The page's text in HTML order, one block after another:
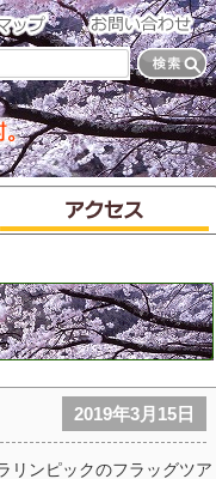
2019年3月15日
リンピックのフラッグツア